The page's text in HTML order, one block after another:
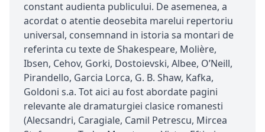
constant audienta publicului. De asemenea, a
acordat o atentie deosebita marelui repertoriu
universal, consemnand in istoria sa montari de
referinta cu texte de Shakespeare, Molière,
Ibsen, Cehov, Gorki, Dostoievski, Albee, O’Neill,
Pirandello, Garcia Lorca, G. B. Shaw, Kafka,
Goldoni s.a. Tot aici au fost abordate pagini
relevante ale dramaturgiei clasice romanesti
(Alecsandri, Caragiale, Camil Petrescu, Mircea